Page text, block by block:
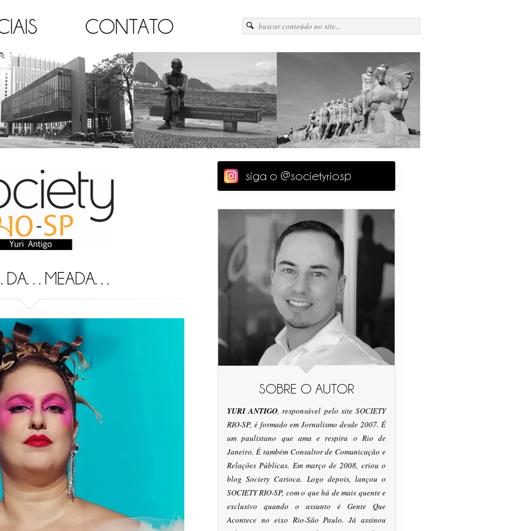
CONTATO
siga o @societyriosp
SOBRE O AUTOR
YURI ANTIGO, responsável pelo site SOCIETY
RIO-SP, é formado em Jornalismo desde 2007. É
um paulistano que ama e respira o Rio de
Janeiro. É também Consultor de Comunicação e
Relações Públicas. Em março de 2008, criou o
blog Society Carioca. Logo depois, lançou o
SOCIETY RIO-SP, com o que há de mais quente e
exclusivo quando o assunto é Gente Que
Acontece no eixo Rio-São Paulo. Já assinou